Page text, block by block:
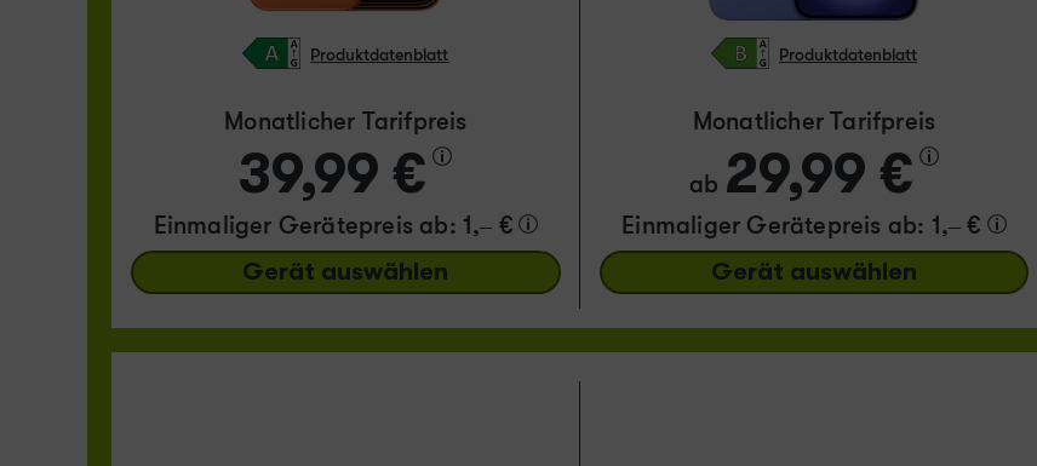
Produktdatenblatt
Monatlicher Tarifpreis
39,99 €
Einmaliger Gerätepreis ab: 1,– €
Gerät auswählen
Produktdatenblatt
Monatlicher Tarifpreis
ab 29,99 €
Einmaliger Gerätepreis ab: 1,– €
Gerät auswählen